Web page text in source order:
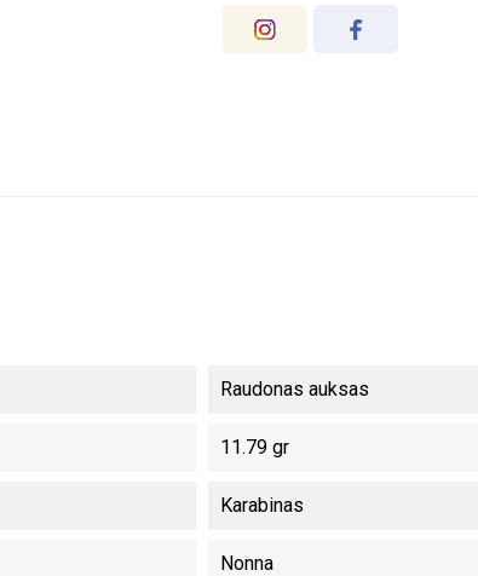
Raudonas auksas
11.79 gr
Karabinas
Nonna